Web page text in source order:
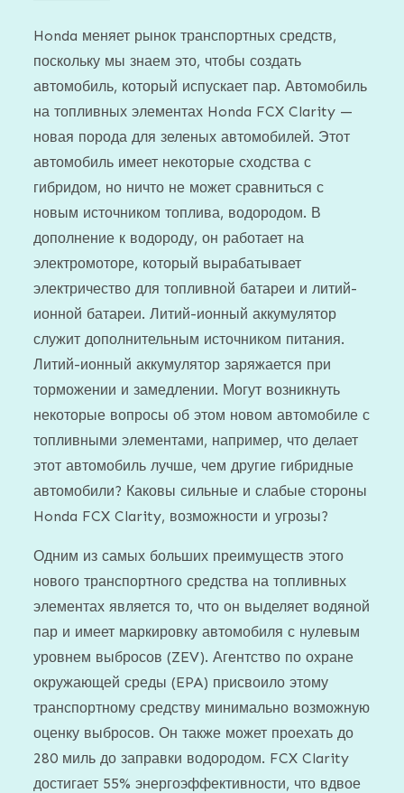
Honda меняет рынок транспортных средств,
поскольку мы знаем это, чтобы создать
автомобиль, который испускает пар. Автомобиль
на топливных элементах Honda FCX Clarity —
новая порода для зеленых автомобилей. Этот
автомобиль имеет некоторые сходства с
гибридом, но ничто не может сравниться с
новым источником топлива, водородом. В
дополнение к водороду, он работает на
электромоторе, который вырабатывает
электричество для топливной батареи и литий-
ионной батареи. Литий-ионный аккумулятор
служит дополнительным источником питания.
Литий-ионный аккумулятор заряжается при
торможении и замедлении. Могут возникнуть
некоторые вопросы об этом новом автомобиле с
топливными элементами, например, что делает
этот автомобиль лучше, чем другие гибридные
автомобили? Каковы сильные и слабые стороны
Honda FCX Clarity, возможности и угрозы?
Одним из самых больших преимуществ этого
нового транспортного средства на топливных
элементах является то, что он выделяет водяной
пар и имеет маркировку автомобиля с нулевым
уровнем выбросов (ZEV). Агентство по охране
окружающей среды (EPA) присвоило этому
транспортному средству минимально возможную
оценку выбросов. Он также может проехать до
280 миль до заправки водородом. FCX Clarity
достигает 55% энергоэффективности, что вдвое